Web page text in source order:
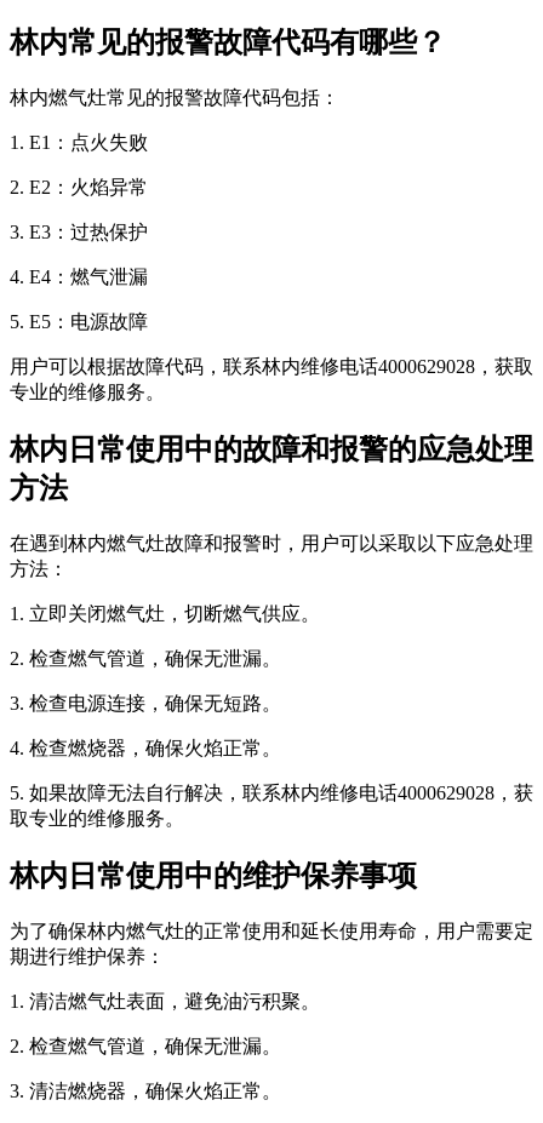
林内常见的报警故障代码有哪些？
林内燃气灶常见的报警故障代码包括：
1. E1：点火失败
2. E2：火焰异常
3. E3：过热保护
4. E4：燃气泄漏
5. E5：电源故障
用户可以根据故障代码，联系林内维修电话4000629028，获取
专业的维修服务。
林内日常使用中的故障和报警的应急处理
方法
在遇到林内燃气灶故障和报警时，用户可以采取以下应急处理
方法：
1. 立即关闭燃气灶，切断燃气供应。
2. 检查燃气管道，确保无泄漏。
3. 检查电源连接，确保无短路。
4. 检查燃烧器，确保火焰正常。
5. 如果故障无法自行解决，联系林内维修电话4000629028，获
取专业的维修服务。
林内日常使用中的维护保养事项
为了确保林内燃气灶的正常使用和延长使用寿命，用户需要定
期进行维护保养：
1. 清洁燃气灶表面，避免油污积聚。
2. 检查燃气管道，确保无泄漏。
3. 清洁燃烧器，确保火焰正常。